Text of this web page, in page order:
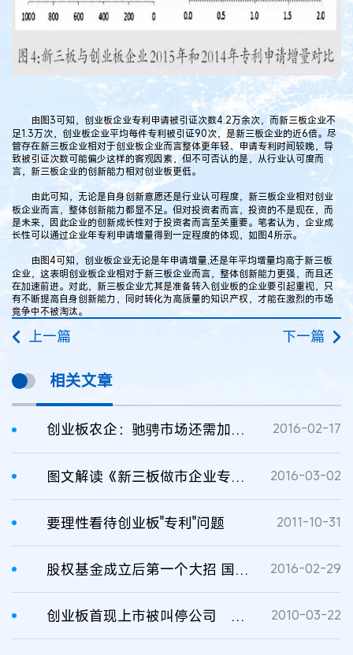
由图3可知，创业板企业专利申请被引证次数4.2万余次，而新三板企业不
足1.3万次，创业板企业平均每件专利被引证90次，是新三板企业的近6倍。尽
管存在新三板企业相对于创业板企业而言整体更年轻、申请专利时间较晚，导
致被引证次数可能偏少这样的客观因素，但不可否认的是，从行业认可度而
言，新三板企业的创新能力相对创业板更低。
由此可知，无论是自身创新意愿还是行业认可程度，新三板企业相对创业
板企业而言，整体创新能力都显不足。但对投资者而言，投资的不是现在，而
是未来，因此企业的创新成长性对于投资者而言至关重要。笔者认为，企业成
长性可以通过企业年专利申请增量得到一定程度的体现，如图4所示。
由图4可知，创业板企业无论是年申请增量,还是年平均增量均高于新三板
企业，这表明创业板企业相对于新三板企业而言，整体创新能力更强，而且还
在加速前进。对此，新三板企业尤其是准备转入创业板的企业要引起重视，只
有不断提高自身创新能力，同时转化为高质量的知识产权，才能在激烈的市场
竞争中不被淘汰。
上一篇 下一篇
相关文章
创业板农企：驰骋市场还需加强专利布局 2016-02-17
图文解读《新三板做市企业专利创新研究报告》（附摘要） 2016-03-02
要理性看待创业板"专利"问题 2011-10-31
股权基金成立后第一个大招 国之预警发布新三板做市企业专利创新研究报告 2016-02-29
创业板首现上市被叫停公司 苏州恒久陷入“专利门” 2010-03-22